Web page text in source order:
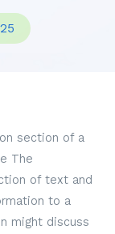
section of a
The
of text and
to a
might discuss